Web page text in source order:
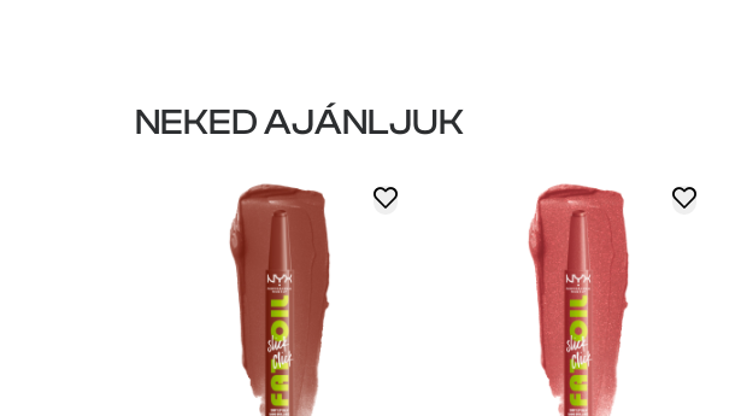
NEKED AJÁNLJUK